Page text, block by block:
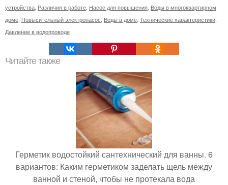
устройства Различия в работе Насос для повышения Воды в многоквартирном
доме Повысительный электронасос Воды в доме Технические характеристики
Давление в водопроводе
Читайте также
Герметик водостойкий сантехнический для ванны. 6
вариантов: Каким герметиком заделать щель между
ванной и стеной, чтобы не протекала вода